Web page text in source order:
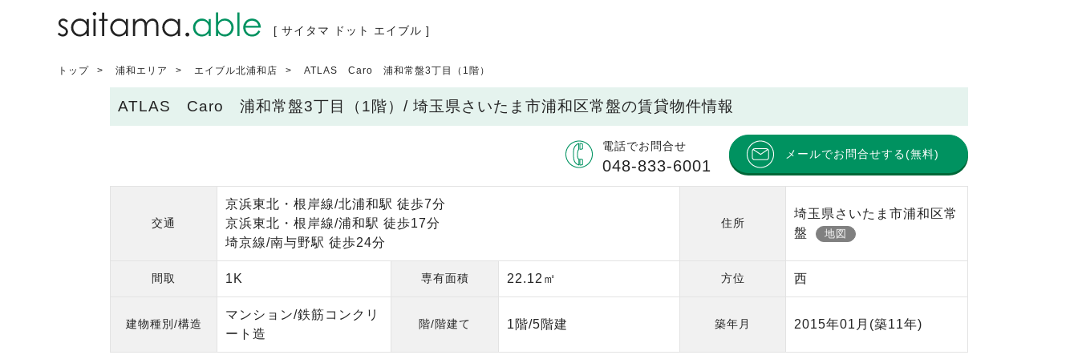
[ サイタマ ドット エイブル ]
トップ 浦和エリア エイブル北浦和店 ATLAS Caro 浦和常盤3丁目（1階）
ATLAS Caro 浦和常盤3丁目（1階）/ 埼玉県さいたま市浦和区常盤の賃貸物件情報
電話でお問合せ
048-833-6001
メールでお問合せする(無料)
交通
京浜東北・根岸線/北浦和駅 徒歩7分
京浜東北・根岸線/浦和駅 徒歩17分
埼京線/南与野駅 徒歩24分
住所
埼玉県さいたま市浦和区常
盤
地図
間取 1K 専有面積 22.12㎡ 方位 西
建物種別/構造
マンション/鉄筋コンクリ
ート造
階/階建て 1階/5階建 築年月 2015年01月 (築11年)